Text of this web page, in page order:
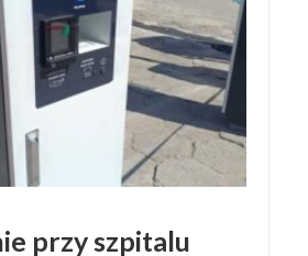
przy szpitalu